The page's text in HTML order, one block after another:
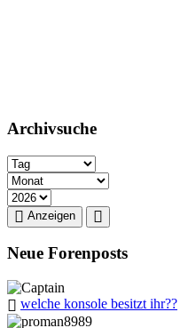
Archivsuche
Anzeigen
Neue Forenposts
welche konsole besitzt ihr??